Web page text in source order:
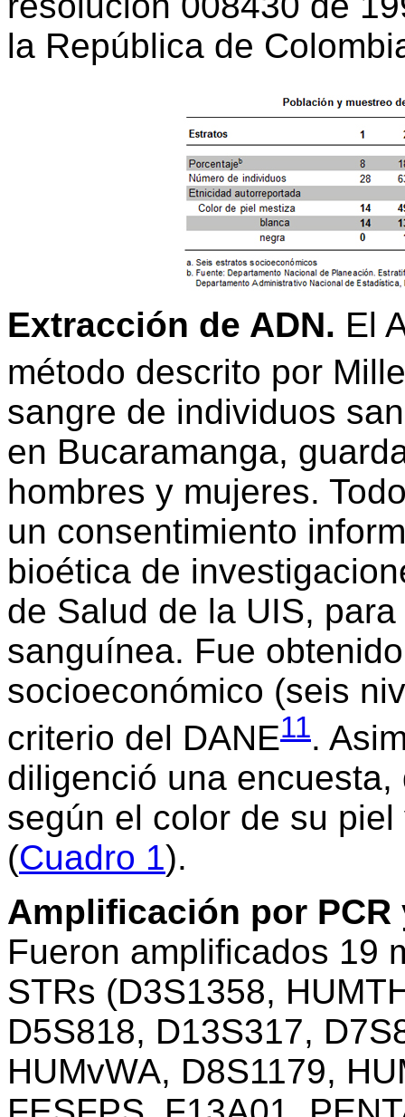
la República de
Extracción de ADN. El
método descrito por
sangre de individuos
en Bucaramanga,
hombres y mujeres.
un consentimiento
bioética de
de Salud de la UIS,
sanguínea. Fue
socioeconómico (seis
criterio del DANE11.
diligenció una
según el color de su
(Cuadro 1).
Amplificación por
Fueron amplificados 19
STRs (D3S1358,
D5S818, D13S317,
HUMvWA, D8S1179,